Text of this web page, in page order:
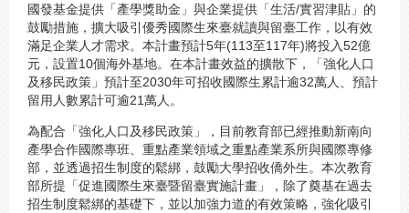
國發基金提供「產學獎助金」與企業提供「生活/實習津貼」的
鼓勵措施，擴大吸引優秀國際生來臺就讀與留臺工作，以有效
滿足企業人才需求。本計畫預計5年(113至117年)將投入52億
元，設置10個海外基地。在本計畫效益的擴散下，「強化人口
及移民政策」預計至2030年可招收國際生累計逾32萬人、預計
留用人數累計可逾21萬人。
為配合「強化人口及移民政策」，目前教育部已經推動新南向
產學合作國際專班、重點產業領域之重點產業系所與國際專修
部，並透過招生制度的鬆綁，鼓勵大學招收僑外生。本次教育
部所提「促進國際生來臺暨留臺實施計畫」，除了奠基在過去
招生制度鬆綁的基礎下，並以加強力道的有效策略，強化吸引